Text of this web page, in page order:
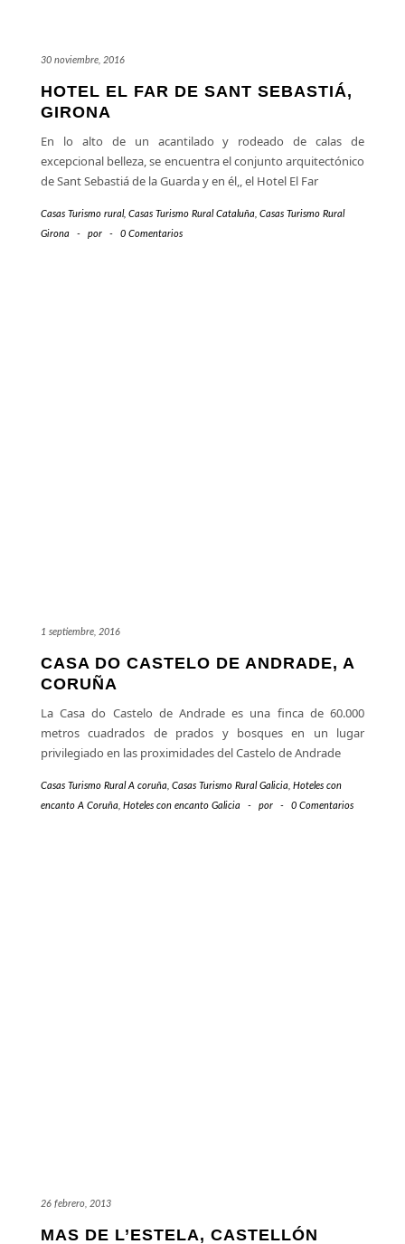
30 noviembre, 2016
HOTEL EL FAR DE SANT SEBASTIÁ,
GIRONA
En lo alto de un acantilado y rodeado de calas de
excepcional belleza, se encuentra el conjunto arquitectónico
de Sant Sebastiá de la Guarda y en él,, el Hotel El Far
Casas Turismo rural, Casas Turismo Rural Cataluña Casas Turismo Rural
Girona
- por - 0 Comentarios
1 septiembre, 2016
CASA DO CASTELO DE ANDRADE, A
CORUÑA
La Casa do Castelo de Andrade es una finca de 60.000
metros cuadrados de prados y bosques en un lugar
privilegiado en las proximidades del Castelo de Andrade
Casas Turismo Rural A coruña Casas Turismo Rural Galicia Hoteles con
encanto A Coruña Hoteles con encanto Galicia - por - 0 Comentarios
26 febrero, 2013
MAS DE L’ESTELA, CASTELLÓN